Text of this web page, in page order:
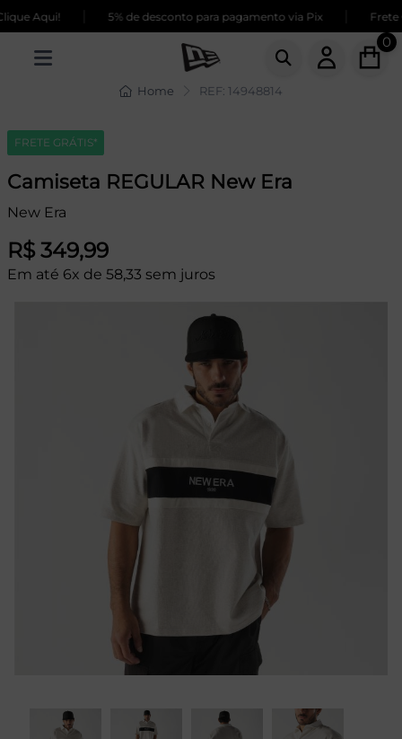
Aqui! 5% de desconto para pagamento via Pix Frete
0
Home REF: 14948814
FRETE GRÁTIS*
Camiseta REGULAR New Era
New Era
R$ 349,99
Em até 6x de 58,33 sem juros